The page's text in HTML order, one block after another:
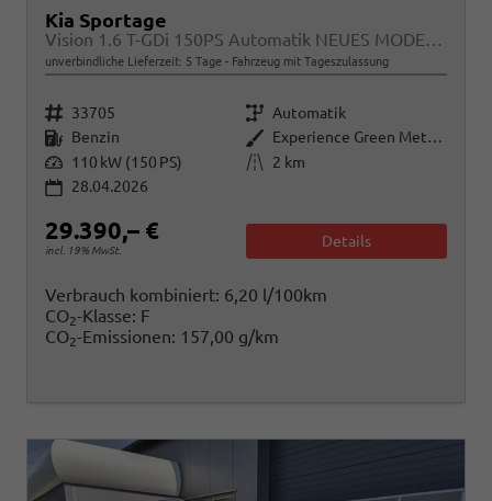
Kia Sportage
Vision 1.6 T-GDi 150PS Automatik NEUES MODELL MY26 FACELIFT Sitzheizung Lenkradheizung Klimaautomatik Navi Bluetooth Touchscreen Apple CarPlay Android Auto PDC v+h 17"LM Rückf.Kamera ACC 2x Keyless
unverbindliche Lieferzeit: 5 Tage Fahrzeug mit Tageszulassung
Fahrzeugnr. 33705 Getriebe Automatik
Kraftstoff Benzin Außenfarbe
Experience Green Metallic
Leistung 110 kW (150 PS) Kilometerstand
2 km
28.04.2026
29.390,– €
incl. 19% MwSt.
Details
Verbrauch kombiniert: 6,20 l/100km
CO2-Klasse: F
CO2-Emissionen: 157,00 g/km